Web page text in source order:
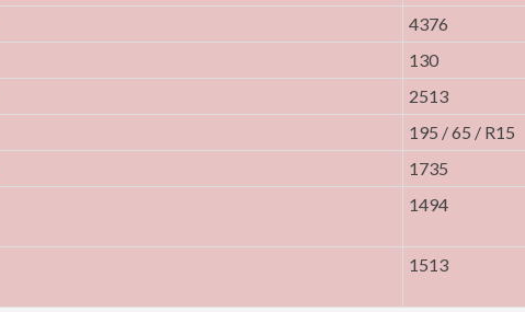
4376
130
2513
195 / 65 / R15
1735
1494
1513